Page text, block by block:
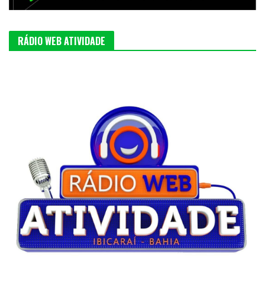
RÁDIO WEB ATIVIDADE